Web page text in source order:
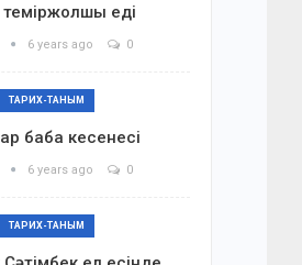
теміржолшы еді
6 years ago 0
ТАРИХ-ТАНЫМ
баба кесенесі
6 years ago 0
ТАРИХ-ТАНЫМ